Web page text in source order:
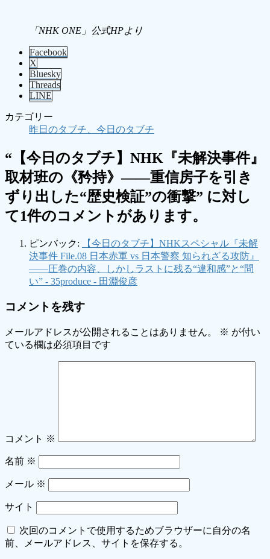
「NHK ONE」公式HPより
Facebook
X
Bluesky
Threads
LINE
カテゴリー
昨日のタブチ、今日のタブチ
“ 【今日のタブチ】NHK『未解決事件』
取材班の《矜持》――重信房子を引き
ずり出した“歴史検証”の衝撃” に対し
て1件のコメントがあります。
ピンバック:
【今日のタブチ】NHKスペシャル『未解
決事件 File.08 日本赤軍 vs 日本警察 知られざる攻防』
――圧巻の内容、しかしラストに残る“違和感”と“問
い” - 35produce - 田淵俊彦
コメントを残す
メールアドレスが公開されることはありません。 ※ が付い
ている欄は必須項目です
コメント ※
名前 ※
メール ※
サイト
次回のコメントで使用するためブラウザーに自分の名
前、メールアドレス、サイトを保存する。